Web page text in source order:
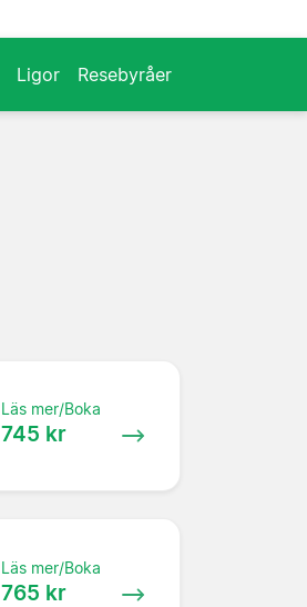
Ligor Resebyråer
Läs mer/Boka
745 kr
Läs mer/Boka
765 kr